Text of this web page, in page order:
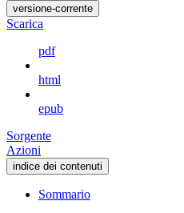
versione-corrente
Scarica
pdf
html
epub
Sorgente
Azioni
indice dei contenuti
Sommario